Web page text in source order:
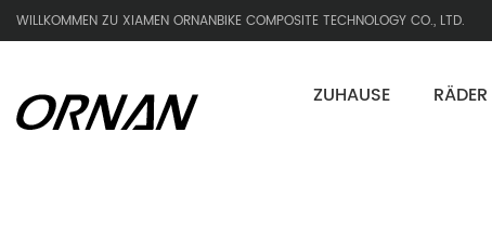
WILLKOMMEN ZU XIAMEN ORNANBIKE COMPOSITE TECHNOLOGY CO., LTD.
ZUHAUSE RÄDER